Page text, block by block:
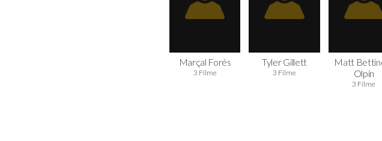
Marçal Forés
3 Filme
Tyler Gillett
3 Filme
Matt
Olpin
3 Filme